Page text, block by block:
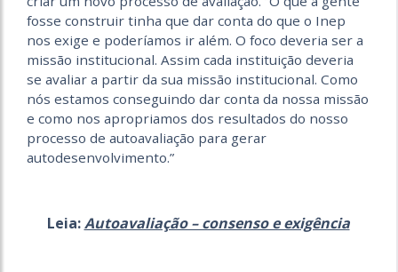
fosse construir tinha que dar conta do que o Inep
nos exige e poderíamos ir além. O foco deveria ser a
missão institucional. Assim cada instituição deveria
se avaliar a partir da sua missão institucional. Como
nós estamos conseguindo dar conta da nossa missão
e como nos apropriamos dos resultados do nosso
processo de autoavaliação para gerar
autodesenvolvimento.”
Leia:Autoavaliação – consenso e exigência